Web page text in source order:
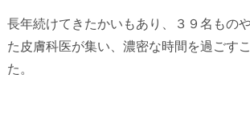
長年続けてきたかいもあり、３９名もの
た皮膚科医が集い、濃密な時間を過ごす
た。